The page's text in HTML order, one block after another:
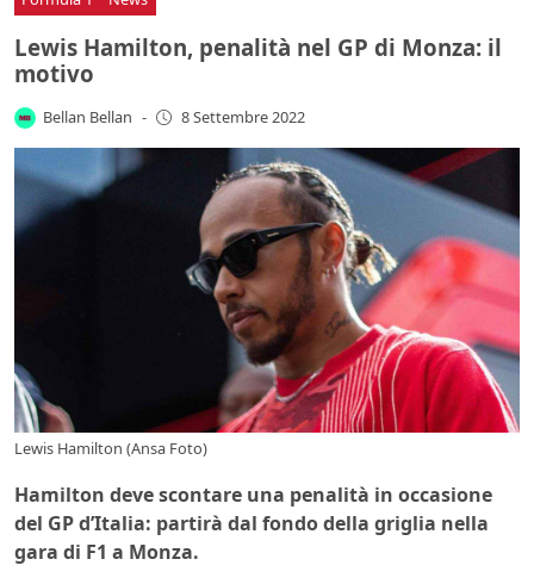
Lewis Hamilton, penalità nel GP di Monza: il
motivo
Bellan Bellan - 8 Settembre 2022
Lewis Hamilton (Ansa Foto)
Hamilton deve scontare una penalità in occasione
del GP d’Italia: partirà dal fondo della griglia nella
gara di F1 a Monza.